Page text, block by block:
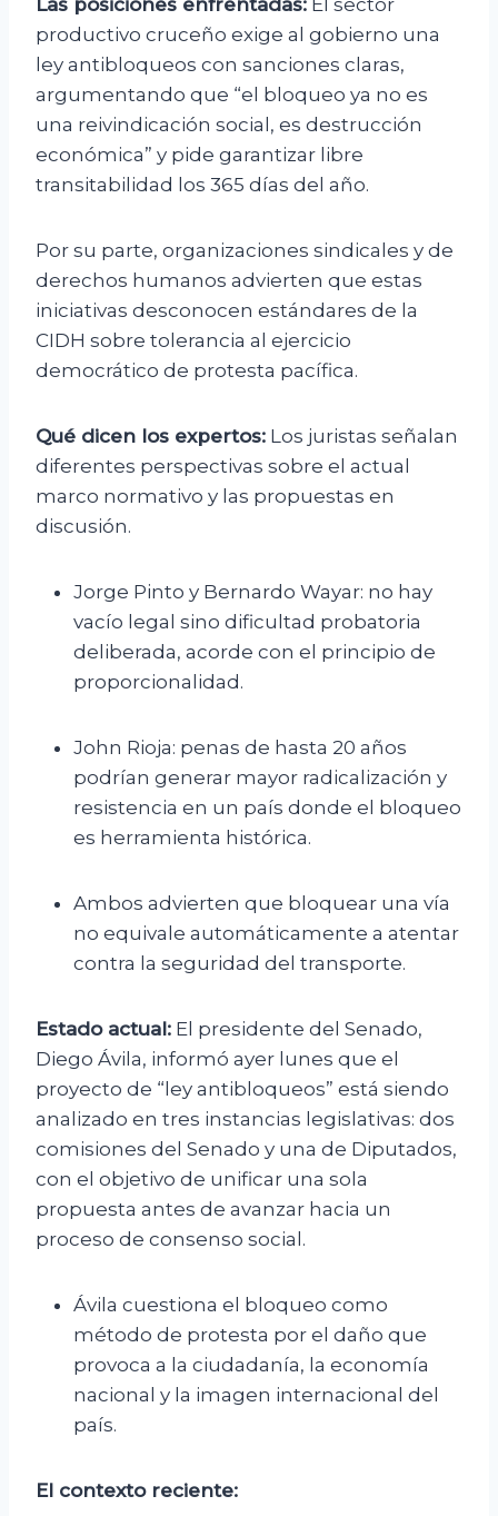
Las posiciones enfrentadas: El sector
productivo cruceño exige al gobierno una
ley antibloqueos con sanciones claras,
argumentando que “el bloqueo ya no es
una reivindicación social, es destrucción
económica” y pide garantizar libre
transitabilidad los 365 días del año.
Por su parte, organizaciones sindicales y de
derechos humanos advierten que estas
iniciativas desconocen estándares de la
CIDH sobre tolerancia al ejercicio
democrático de protesta pacífica.
Qué dicen los expertos: Los juristas señalan
diferentes perspectivas sobre el actual
marco normativo y las propuestas en
discusión.
Jorge Pinto y Bernardo Wayar: no hay
vacío legal sino dificultad probatoria
deliberada, acorde con el principio de
proporcionalidad.
John Rioja: penas de hasta 20 años
podrían generar mayor radicalización y
resistencia en un país donde el bloqueo
es herramienta histórica.
Ambos advierten que bloquear una vía
no equivale automáticamente a atentar
contra la seguridad del transporte.
Estado actual: El presidente del Senado,
Diego Ávila, informó ayer lunes que el
proyecto de “ley antibloqueos” está siendo
analizado en tres instancias legislativas: dos
comisiones del Senado y una de Diputados,
con el objetivo de unificar una sola
propuesta antes de avanzar hacia un
proceso de consenso social.
Ávila cuestiona el bloqueo como
método de protesta por el daño que
provoca a la ciudadanía, la economía
nacional y la imagen internacional del
país.
El contexto reciente: